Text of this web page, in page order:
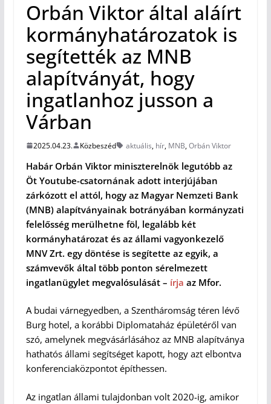
Orbán Viktor által aláírt
kormányhatározatok is
segítették az MNB
alapítványát, hogy
ingatlanhoz jusson a
Várban
2025.04.23. Közbeszéd aktuális, hír, MNB,Orbán Viktor
Habár Orbán Viktor miniszterelnök legutóbb az
Öt Youtube-csatornának adott interjújában
zárkózott el attól, hogy az Magyar Nemzeti Bank
(MNB) alapítványainak botrányában kormányzati
felelősség merülhetne föl, legalább két
kormányhatározat és az állami vagyonkezelő
MNV Zrt. egy döntése is segítette az egyik, a
számvevők által több ponton sérelmezett
ingatlanügylet megvalósulását – írja az Mfor.
A budai várnegyedben, a Szentháromság téren lévő
Burg hotel, a korábbi Diplomataház épületéről van
szó, amelynek megvásárlásához az MNB alapítványa
hathatós állami segítséget kapott, hogy azt elbontva
konferenciaközpontot építhessen.
Az ingatlan állami tulajdonban volt 2020-ig, amikor